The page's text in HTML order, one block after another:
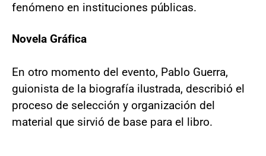
fenómeno en instituciones públicas.
Novela Gráfica
En otro momento del evento, Pablo Guerra,
guionista de la biografía ilustrada, describió el
proceso de selección y organización del
material que sirvió de base para el libro.